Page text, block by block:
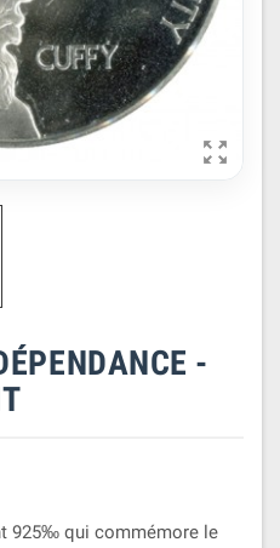

-
925‰ qui commémore le